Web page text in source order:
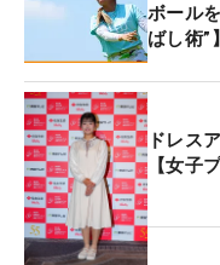
ボール
ばし術”】
ドレス
【女子